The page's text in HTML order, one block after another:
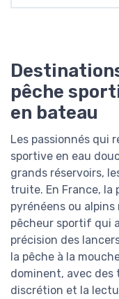
pêche
en bateau
Les passionnés qui
sportive en eau
grands réservoirs,
truite. En France,
pyrénéens ou
pêcheur sportif qui
précision des
la pêche à la
dominent, avec
discrétion et la